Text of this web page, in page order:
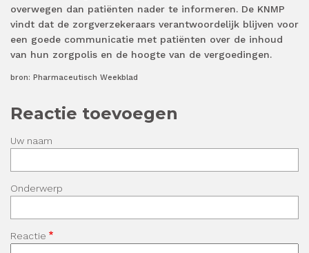
overwegen dan patiënten nader te informeren. De KNMP
vindt dat de zorgverzekeraars verantwoordelijk blijven voor
een goede communicatie met patiënten over de inhoud
van hun zorgpolis en de hoogte van de vergoedingen.
bron: Pharmaceutisch Weekblad
Reactie toevoegen
Uw naam
Onderwerp
Reactie